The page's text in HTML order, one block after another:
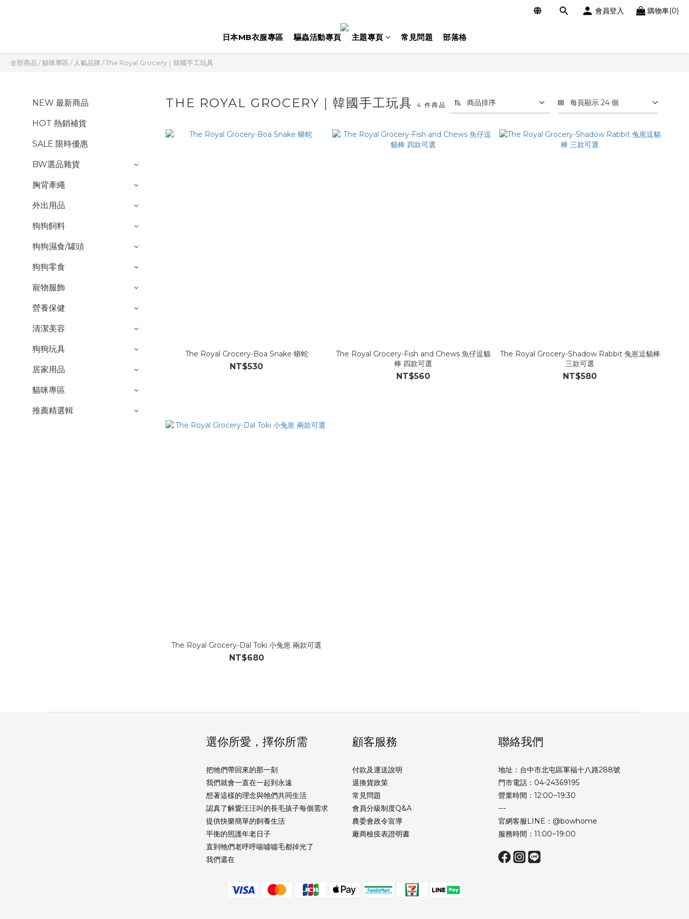
會員登入 購物車(0)
日本MB衣服專區 驅蟲活動專頁 主題專頁 常見問題 部落格
全部商品 /貓咪專區 / 人氣品牌 /The Royal Grocery｜韓國手工玩具
NEW 最新商品
HOT 熱銷補貨
SALE 限時優惠
BW選品雜貨
胸背牽繩
外出用品
狗狗飼料
狗狗濕食/罐頭
狗狗零食
寵物服飾
營養保健
清潔美容
狗狗玩具
居家用品
貓咪專區
推薦精選輯
THE ROYAL GROCERY｜韓國手工玩具4 件商品 商品排序 每頁顯示 24 個
The Royal Grocery-Boa Snake 蟒蛇
NT$530
The Royal Grocery-Fish and Chews 魚仔逗貓
棒 四款可選
NT$560
The Royal Grocery-Shadow Rabbit 兔崽逗貓棒
三款可選
NT$580
The Royal Grocery-Dal Toki 小兔崽 兩款可選
NT$680
選你所愛，擇你所需
把牠們帶回來的那一刻
我們就會一直在一起到永遠
想著這樣的理念與牠們共同生活
認真了解愛汪汪叫的長毛孩子每個需求
提供快樂簡單的飼養生活
平衡的照護年老日子
直到牠們老呼呼喘噓噓毛都掉光了
我們還在
顧客服務
付款及運送說明
退換貨政策
常見問題
會員分級制度Q&A
農委會政令宣導
廠商檢疫表證明書
聯絡我們
地址：台中市北屯區軍福十八路288號
門市電話：04-24369195
營業時間：12:00~19:30
---
官網客服LINE：@bowhome
服務時間：11:00~19:00